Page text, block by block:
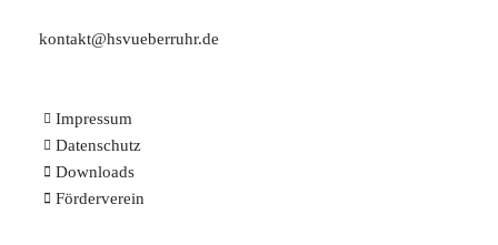
kontakt@hsvueberruhr.de
Impressum
Datenschutz
Downloads
Förderverein